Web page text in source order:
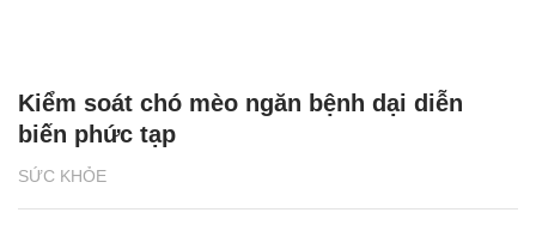
SỨC KHỎE
Kiểm soát chó mèo ngăn bệnh dại diễn
biến phức tạp